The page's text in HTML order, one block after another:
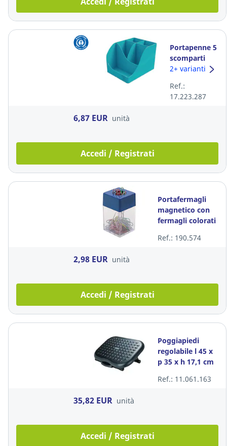
Portapenne 5
scomparti
Exacompta
2+ varianti
Ref.:
17.223.287
6,87 EUR unità
Accedi / Registrati
Portafermagli
magnetico con
fermagli colorati
trasparente
Ref.: 190.574
2,98 EUR unità
Accedi / Registrati
Poggiapiedi
regolabile l 45 x
p 35 x h 17,1 cm
Ref.: 11.061.163
35,82 EUR unità
Accedi / Registrati